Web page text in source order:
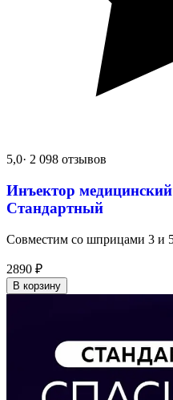
5,0· 2 098 отзывов
Инъектор
Стандартный
Совместим со шприцами 3 и
2890 ₽
В корзину